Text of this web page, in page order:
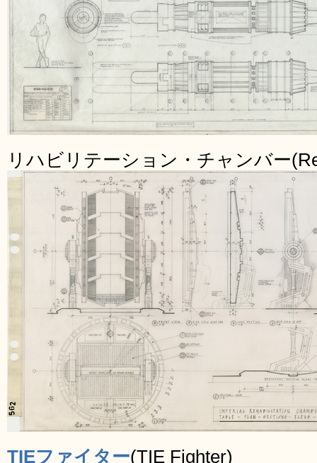
リハビリテーション・チャンバー
TIEファイター(TIE Fighter)